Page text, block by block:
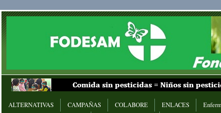
ALTERNATIVAS CAMPAÑAS COLABORE ENLACES